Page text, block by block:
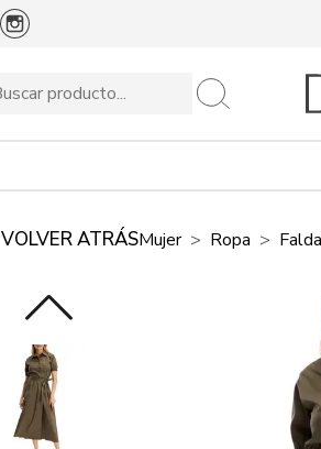
VOLVER ATRÁSMujer Ropa